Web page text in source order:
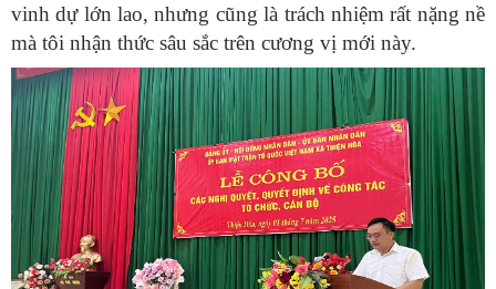
vinh dự lớn lao, nhưng cũng là trách nhiệm rất nặng nề
mà tôi nhận thức sâu sắc trên cương vị mới này.